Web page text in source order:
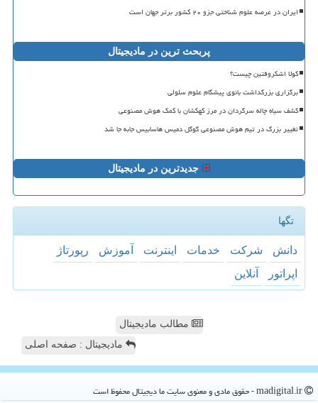
ایران در عرصه علوم شناختی جزو ۲۰ کشور برتر جهان است
پربحث ترین در مادیجیتال
کولا اشکروفتین چیست؟
برگزاری بزرگداشت بانوی پیشگام علوم سلولی
کشف سیاه چاله سرگردان در مرز کهکشان با کمک هوش مصنوعی
تغییر بزرگ در تیم هوش مصنوعی گوگل دمیس هاسابیس جابه جا شد
جدیدترین در مادیجیتال
تگها
دانش شركت خدمات اینترنت آموزش
رپورتاژ
اپراتور
آنلاین
مطالب مادیجیتال
مادیجیتال : صفحه اصلی